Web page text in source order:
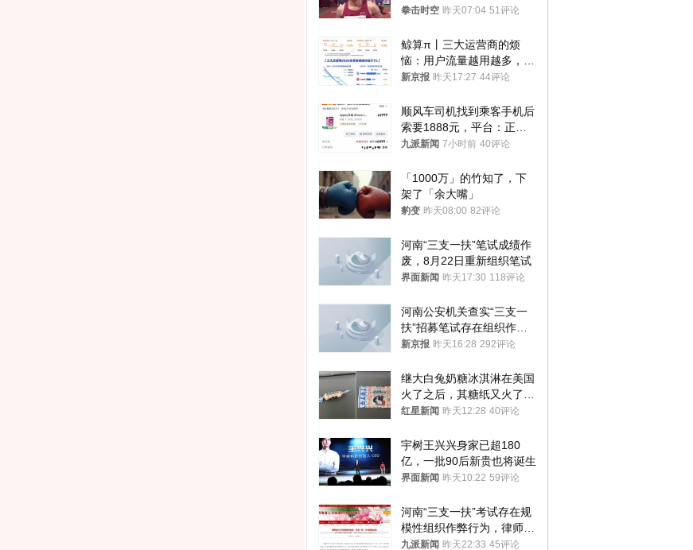
默不作声
拳击时空 昨天07:04 51评论
鲸算π丨三大运营商的烦
恼：用户流量越用越多，收
入却越来越少
新京报 昨天17:27 44评论
顺风车司机找到乘客手机后
索要1888元，平台：正和
司机沟通协商
九派新闻 7小时前 40评论
「1000万」的竹知了，下
架了「余大嘴」
豹变 昨天08:00 82评论
河南“三支一扶”笔试成绩作
废，8月22日重新组织笔试
界面新闻 昨天17:30 118评论
河南公安机关查实“三支一
扶”招募笔试存在组织作弊
犯罪行为
新京报 昨天16:28 292评论
继大白兔奶糖冰淇淋在美国
火了之后，其糖纸又火了！
海外博主盛赞：平面设计经
红星新闻 昨天12:28 40评论
宇树王兴兴身家已超180
亿，一批90后新贵也将诞生
界面新闻 昨天10:22 59评论
河南“三支一扶”考试存在规
模性组织作弊行为，律师：
涉嫌非法获取国家秘密罪等
九派新闻 昨天22:33 45评论